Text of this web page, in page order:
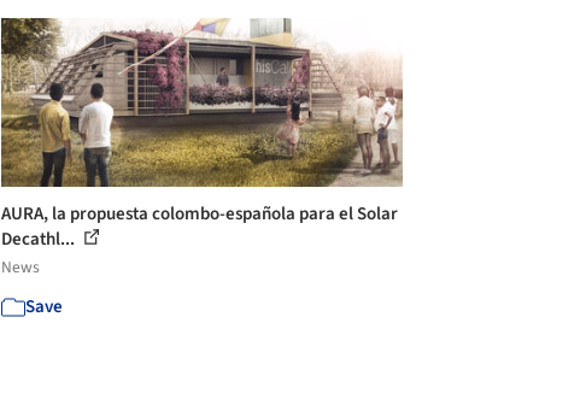
AURA, la propuesta colombo-española para el Solar
Decathl...
News
Save